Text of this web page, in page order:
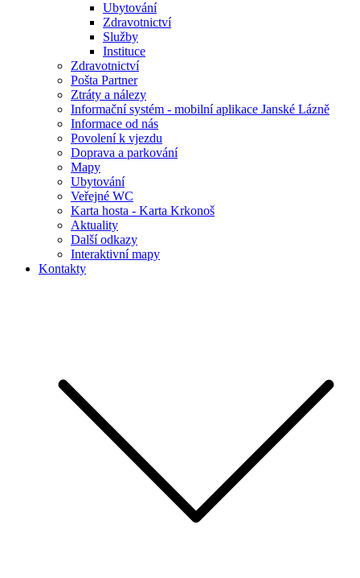
Ubytování
Zdravotnictví
Služby
Instituce
Zdravotnictví
Pošta Partner
Ztráty a nálezy
Informační systém - mobilní aplikace Janské Lázně
Informace od nás
Povolení k vjezdu
Doprava a parkování
Mapy
Ubytování
Veřejné WC
Karta hosta - Karta Krkonoš
Aktuality
Další odkazy
Interaktivní mapy
Kontakty